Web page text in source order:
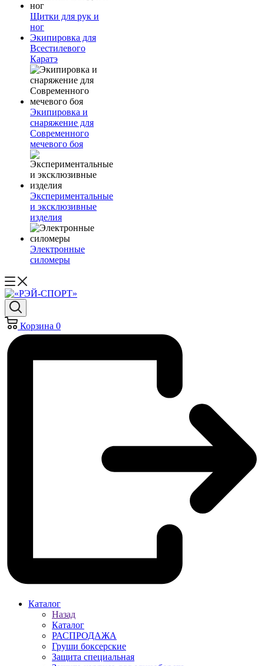
Щитки для рук и
ног
Экипировка для
Всестилевого
Каратэ
Экипировка и
снаряжение для
Современного
мечевого боя
Экспериментальные
и эксклюзивные
изделия
Электронные
силомеры
Корзина 0
Каталог
Назад
Каталог
РАСПРОДАЖА
Груши боксерские
Защита специальная